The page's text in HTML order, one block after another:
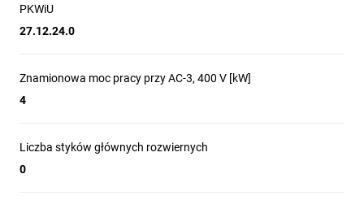
PKWiU
27.12.24.0
Znamionowa moc pracy przy AC-3, 400 V [kW]
4
Liczba styków głównych rozwiernych
0